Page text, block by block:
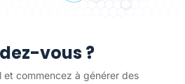
vous ?
et commencez à générer des